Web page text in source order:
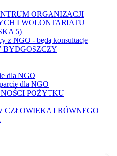
ORGANIZACJI
I WOLONTARIATU
5)
z NGO - będą konsultacje
BYDGOSZCZY
dla NGO
dla NGO
POŻYTKU
CZŁOWIEKA I RÓWNEGO